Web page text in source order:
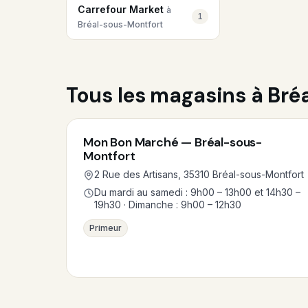
Carrefour Market à
Bréal-sous-Montfort
1
Tous les magasins à
Mon Bon Marché — Bréal-sous-
Montfort
2 Rue des Artisans, 35310 Bréal-sous-Montfort
Du mardi au samedi : 9h00 – 13h00 et 14h30 –
19h30 · Dimanche : 9h00 – 12h30
Primeur